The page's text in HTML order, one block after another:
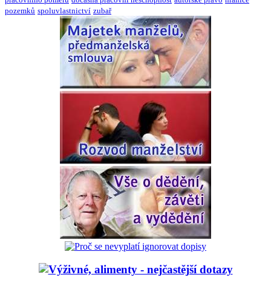
pozemků spoluvlastnictví zubař